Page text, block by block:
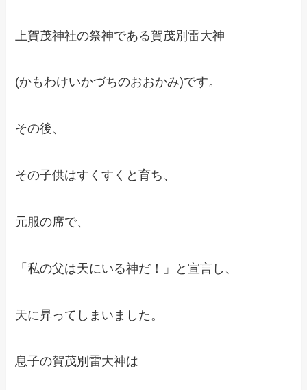
上賀茂神社の祭神である賀茂別雷大神
(かもわけいかづちのおおかみ)です。
その後、
その子供はすくすくと育ち、
元服の席で、
「私の父は天にいる神だ！」と宣言し、
天に昇ってしまいました。
息子の賀茂別雷大神は